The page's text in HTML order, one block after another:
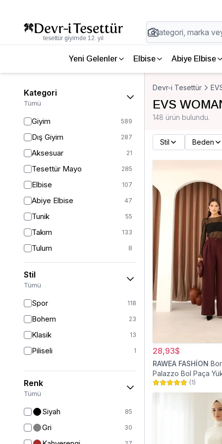
tesettür giyimde 12. yıl
Yeni Gelenler Elbise Abiye Elbise
Kategori
Tümü
Giyim 589
Dış Giyim 287
Aksesuar 21
Tesettür Mayo 285
Elbise 107
Abiye Elbise 47
Tunik 55
Takım 133
Tulum 8
Pantolon 148
Etek 19
Ferace 126
Kap & Pardesü
Trençkot
Hırka
Stil
Tümü
Spor 118
Bohem 23
Klasik 13
Piliseli 1
Renk
Tümü
Siyah 85
Gri 30
Devr-i Tesettür
EVS
148 ürün bulundu.
Stil Beden
28,93$
RAWEA FASHİON
Palazzo Bol Paça
Tesettür Pantolon
(1)